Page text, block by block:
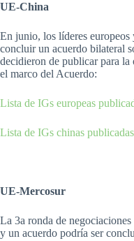
UE-China
En junio, los líderes
concluir un acuerdo bilateral
decidieron de publicar para la
el marco del Acuerdo:
Lista de IGs europeas
Lista de IGs chinas
UE-Mercosur
La 3a ronda de
y un acuerdo podría ser